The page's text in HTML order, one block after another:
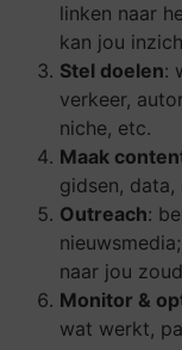
linken naar
kan jou
Stel doelen:
verkeer,
niche, etc.
Maak
gidsen, data,
Outreach:
naar jou
Monitor &
wat werkt,